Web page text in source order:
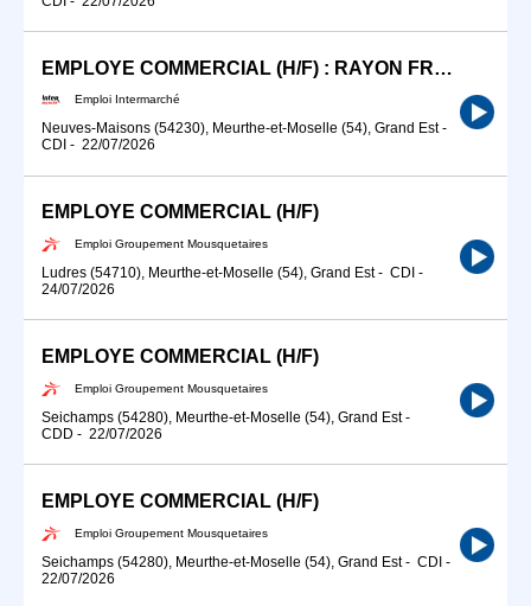
EMPLOYE COMMERCIAL (H/F) : RAYON FRAIS LIBRE-SERVICE
Emploi Intermarché
Neuves-Maisons (54230), Meurthe-et-Moselle (54), Grand Est-
CDI - 22/07/2026
EMPLOYE COMMERCIAL (H/F)
Emploi Groupement Mousquetaires
Ludres (54710), Meurthe-et-Moselle (54), Grand Est- CDI -
24/07/2026
EMPLOYE COMMERCIAL (H/F)
Emploi Groupement Mousquetaires
Seichamps (54280), Meurthe-et-Moselle (54), Grand Est-
CDD - 22/07/2026
EMPLOYE COMMERCIAL (H/F)
Emploi Groupement Mousquetaires
Seichamps (54280), Meurthe-et-Moselle (54), Grand Est- CDI -
22/07/2026